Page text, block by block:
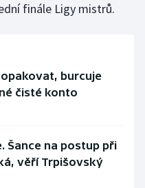
finále Ligy mistrů.
opakovat, burcuje
čisté konto
Šance na postup při
věří Trpišovský